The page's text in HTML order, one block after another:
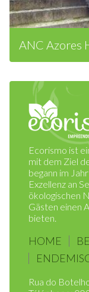
ANC Azores
Ecorismo ist
mit dem Ziel
begann im
Exzellenz an
ökologischen
Gästen einen
bieten.
HOME